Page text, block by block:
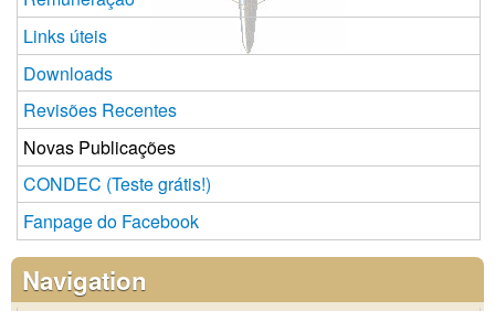
Links úteis
Downloads
Revisões Recentes
Novas Publicações
CONDEC (Teste grátis!)
Fanpage do Facebook
Navigation